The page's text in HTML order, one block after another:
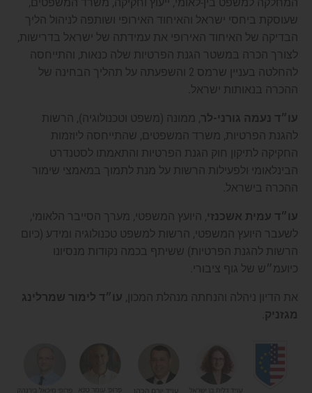
שעוסקת ביחסי ישראל והאיחוד האירופי ושותפה לניהול הליך
הבדיקה של האיחוד האירופי את עמידתה של ישראל בדרישות,
לצורך הכרה במשטר הגנת הפרטיות שלה כנאות, והתייחסה
להחלטה בעניין שרמס 2 והשפעתה על תהליך הבחינה של
ההכרה בנאותות ישראל.
עו״ד נעמה גורני-לר , ממונה (משפט וטכנולוגיה), הרשות
להגנת הפרטיות, משרד המשפטים, שהתייחסה ליוזמות
החקיקה לתיקון חוק הגנת הפרטיות והתאמתו לסטנדרט
הבינלאומי ולפעילות הרשות על מנת לתמוך במאמצי שימור
ההכרה בישראל.
עו״ד עמית אשכנזי , היועץ המשפטי, מערך הסייבר הלאומי,
לשעבר היועץ המשפטי, הרשות למשפט טכנולוגיה ומידע (כיום
הרשות להגנת הפרטיות) ששיתף בכמה נקודות מנסיונו
כיועמ״ש של גוף ציבורי.
את הדיון ניהלה והנחתה מנהלת המכון, עו״ד לימור שמרלינג
מגזניק